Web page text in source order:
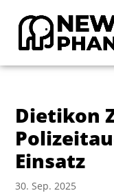
Dietikon
Einsatz
30. Sep. 2025